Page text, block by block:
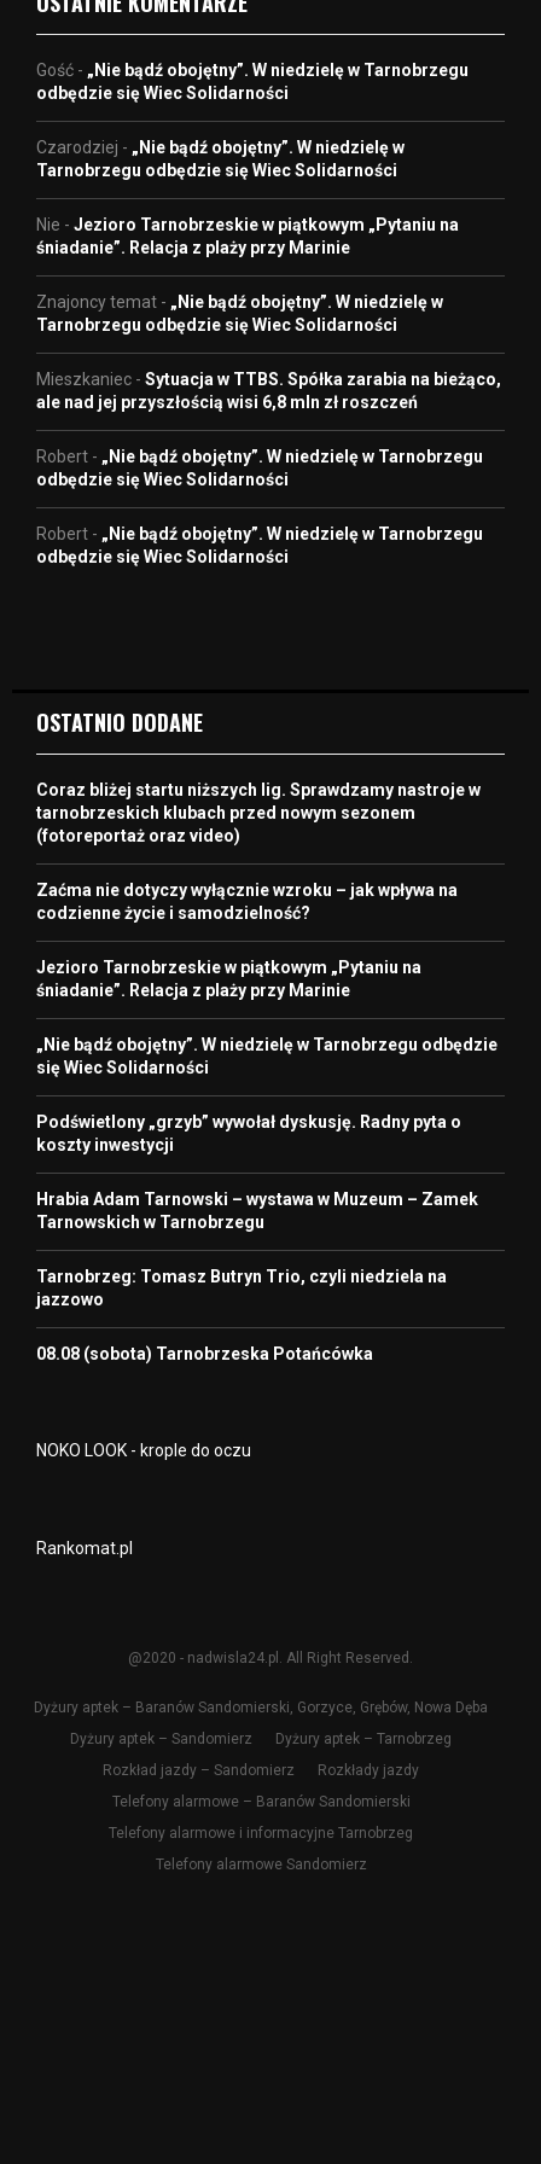
Gość - „Nie bądź obojętny”. W niedzielę w Tarnobrzegu
odbędzie się Wiec Solidarności
Czarodziej - „Nie bądź obojętny”. W niedzielę w
Tarnobrzegu odbędzie się Wiec Solidarności
Nie - Jezioro Tarnobrzeskie w piątkowym „Pytaniu na
śniadanie”. Relacja z plaży przy Marinie
Znajoncy temat - „Nie bądź obojętny”. W niedzielę w
Tarnobrzegu odbędzie się Wiec Solidarności
Mieszkaniec - Sytuacja w TTBS. Spółka zarabia na bieżąco,
ale nad jej przyszłością wisi 6,8 mln zł roszczeń
Robert - „Nie bądź obojętny”. W niedzielę w Tarnobrzegu
odbędzie się Wiec Solidarności
Robert - „Nie bądź obojętny”. W niedzielę w Tarnobrzegu
odbędzie się Wiec Solidarności
OSTATNIO DODANE
Coraz bliżej startu niższych lig. Sprawdzamy nastroje w
tarnobrzeskich klubach przed nowym sezonem
(fotoreportaż oraz video)
Zaćma nie dotyczy wyłącznie wzroku – jak wpływa na
codzienne życie i samodzielność?
Jezioro Tarnobrzeskie w piątkowym „Pytaniu na
śniadanie”. Relacja z plaży przy Marinie
„Nie bądź obojętny”. W niedzielę w Tarnobrzegu odbędzie
się Wiec Solidarności
Podświetlony „grzyb” wywołał dyskusję. Radny pyta o
koszty inwestycji
Hrabia Adam Tarnowski – wystawa w Muzeum – Zamek
Tarnowskich w Tarnobrzegu
Tarnobrzeg: Tomasz Butryn Trio, czyli niedziela na
jazzowo
08.08 (sobota) Tarnobrzeska Potańcówka
NOKO LOOK - krople do oczu
Rankomat.pl
@2020 - nadwisla24.pl. All Right Reserved.
Dyżury aptek – Baranów Sandomierski, Gorzyce, Grębów, Nowa Dęba
Dyżury aptek – Sandomierz
Dyżury aptek – Tarnobrzeg
Rozkład jazdy – Sandomierz
Rozkłady jazdy
Telefony alarmowe – Baranów Sandomierski
Telefony alarmowe i informacyjne Tarnobrzeg
Telefony alarmowe Sandomierz